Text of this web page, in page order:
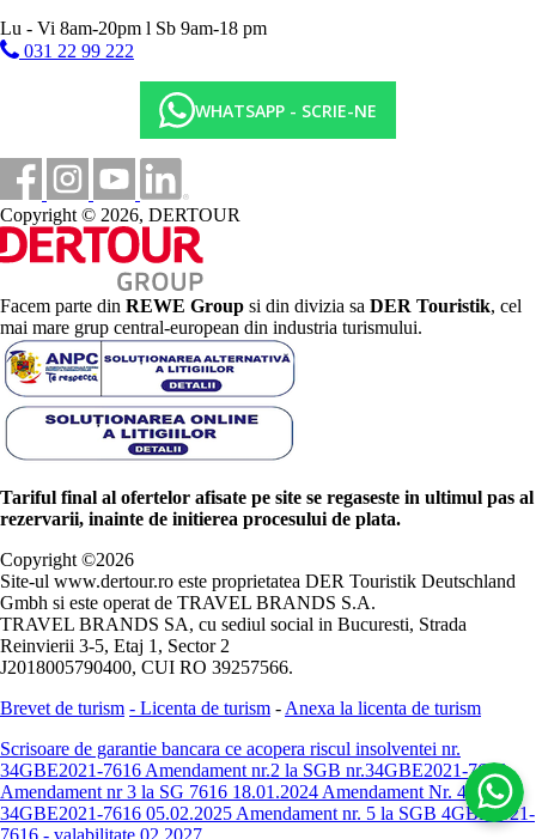
Lu - Vi 8am-20pm l Sb 9am-18 pm
031 22 99 222
WHATSAPP - SCRIE-NE
Copyright © 2026, DERTOUR
Facem parte din REWE Group si din divizia sa DER Touristik, cel
mai mare grup central-european din industria turismului.
Tariful final al ofertelor afisate pe site se regaseste in ultimul pas al
rezervarii, inainte de initierea procesului de plata.
Copyright ©2026
Site-ul www.dertour.ro este proprietatea DER Touristik Deutschland
Gmbh si este operat de TRAVEL BRANDS S.A.
TRAVEL BRANDS SA, cu sediul social in Bucuresti, Strada
Reinvierii 3-5, Etaj 1, Sector 2
J2018005790400, CUI RO 39257566.
Brevet de turism - Licenta de turism - Anexa la licenta de turism
Scrisoare de garantie bancara ce acopera riscul insolventei nr.
34GBE2021-7616 Amendament nr.2 la SGB nr.34GBE2021-7616
Amendament nr 3 la SG 7616 18.01.2024 Amendament Nr. 4 -
34GBE2021-7616 05.02.2025 Amendament nr. 5 la SGB 4GBE2021-